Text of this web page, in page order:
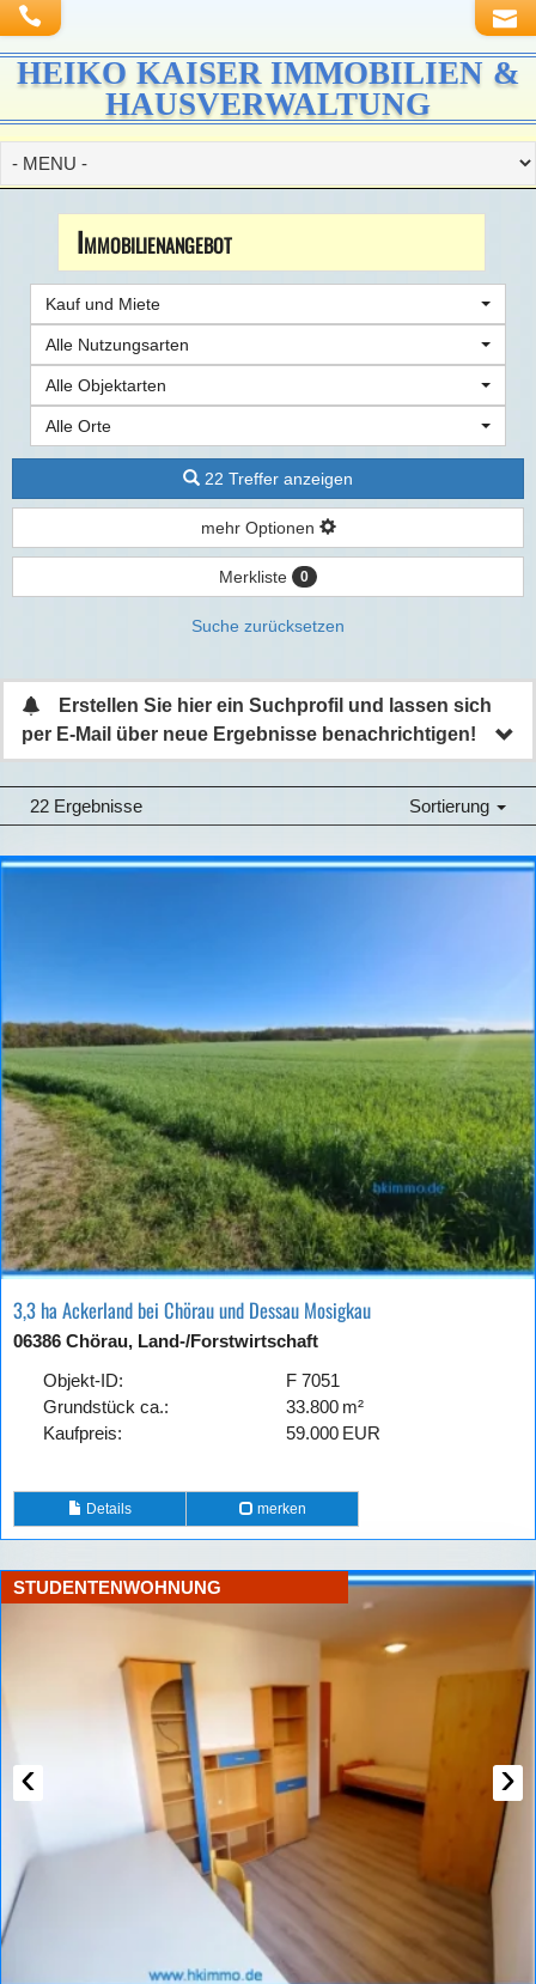
HEIKO KAISER IMMOBILIEN &
HAUSVERWALTUNG
Immobilien­angebot
Kauf und Miete
Alle Nutzungsarten
Alle Objektarten
Alle Orte
22 Treffer anzeigen
mehr Optionen
Merkliste 0
Suche zurücksetzen
Erstellen Sie hier ein Suchprofil und lassen sich
per E-Mail über neue Ergebnisse benachrichtigen!
22 Ergebnisse Sortierung
3,3 ha Ackerland bei Chörau und Dessau Mosigkau
06386 Chörau, Land-/Forstwirtschaft
Objekt-ID:
F 7051
Grund­stück ca.:
33.800 m²
Kaufpreis:
59.000 EUR
Details merken
‹ ›
STUDENTENWOHNUNG